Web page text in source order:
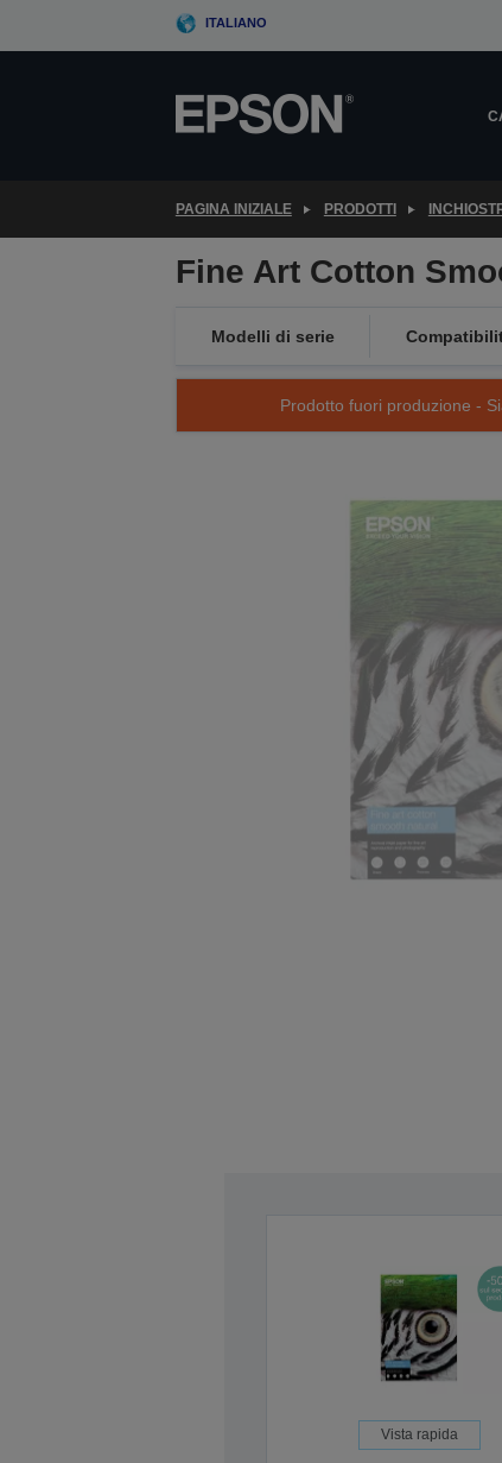
ITALIANO
PAGINA INIZIALE PRODOTTI
Fine Art Cotton
Modelli di serie
Prodotto fuori produzione -
Vista rapida